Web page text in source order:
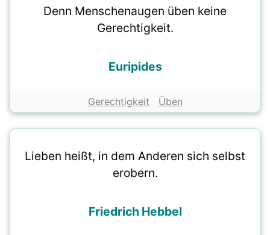
Denn Menschenaugen üben keine
Gerechtigkeit.
Euripides
Gerechtigkeit Üben
Lieben heißt, in dem Anderen sich selbst
erobern.
Friedrich Hebbel